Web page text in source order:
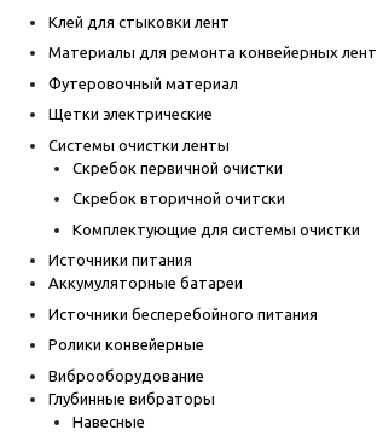
Клей для стыковки лент
Материалы для ремонта конвейерных лент
Футеровочный материал
Щетки электрические
Системы очистки ленты
Скребок первичной очистки
Скребок вторичной очитски
Комплектующие для системы очистки
Источники питания
Аккумуляторные батареи
Источники бесперебойного питания
Ролики конвейерные
Виброоборудование
Глубинные вибраторы
Навесные